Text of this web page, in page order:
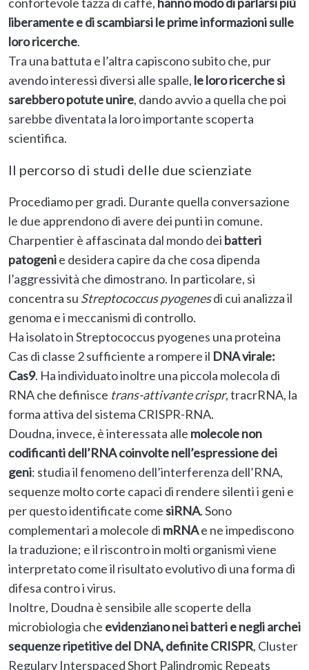
liberamente e di scambiarsi le prime informazioni sulle
loro ricerche.
Tra una battuta e l’altra capiscono subito che, pur
avendo interessi diversi alle spalle, le loro ricerche si
sarebbero potute unire, dando avvio a quella che poi
sarebbe diventata la loro importante scoperta
scientifica.
Il percorso di studi delle due scienziate
Procediamo per gradi. Durante quella conversazione
le due apprendono di avere dei punti in comune.
Charpentier è affascinata dal mondo dei batteri
patogenie desidera capire da che cosa dipenda
l’aggressività che dimostrano. In particolare, si
concentra su Streptococcus pyogenesdi cui analizza il
genoma e i meccanismi di controllo.
Ha isolato in Streptococcus pyogenes una proteina
Cas di classe 2 sufficiente a rompere il DNA virale:
Cas9. Ha individuato inoltre una piccola molecola di
RNA che definisce trans-attivante crispr, tracrRNA, la
forma attiva del sistema CRISPR-RNA.
Doudna, invece, è interessata alle molecole non
codificanti dell’RNA coinvolte nell’espressione dei
geni: studia il fenomeno dell’interferenza dell’RNA,
sequenze molto corte capaci di rendere silenti i geni e
per questo identificate comesiRNA. Sono
complementari a molecole di mRNAe ne impediscono
la traduzione; e il riscontro in molti organismi viene
interpretato come il risultato evolutivo di una forma di
difesa contro i virus.
Inoltre, Doudna è sensibile alle scoperte della
microbiologia che evidenziano nei batteri e negli archei
sequenze ripetitive del DNA, definite CRISPR, Cluster
Regulary Interspaced Short Palindromic Repeats